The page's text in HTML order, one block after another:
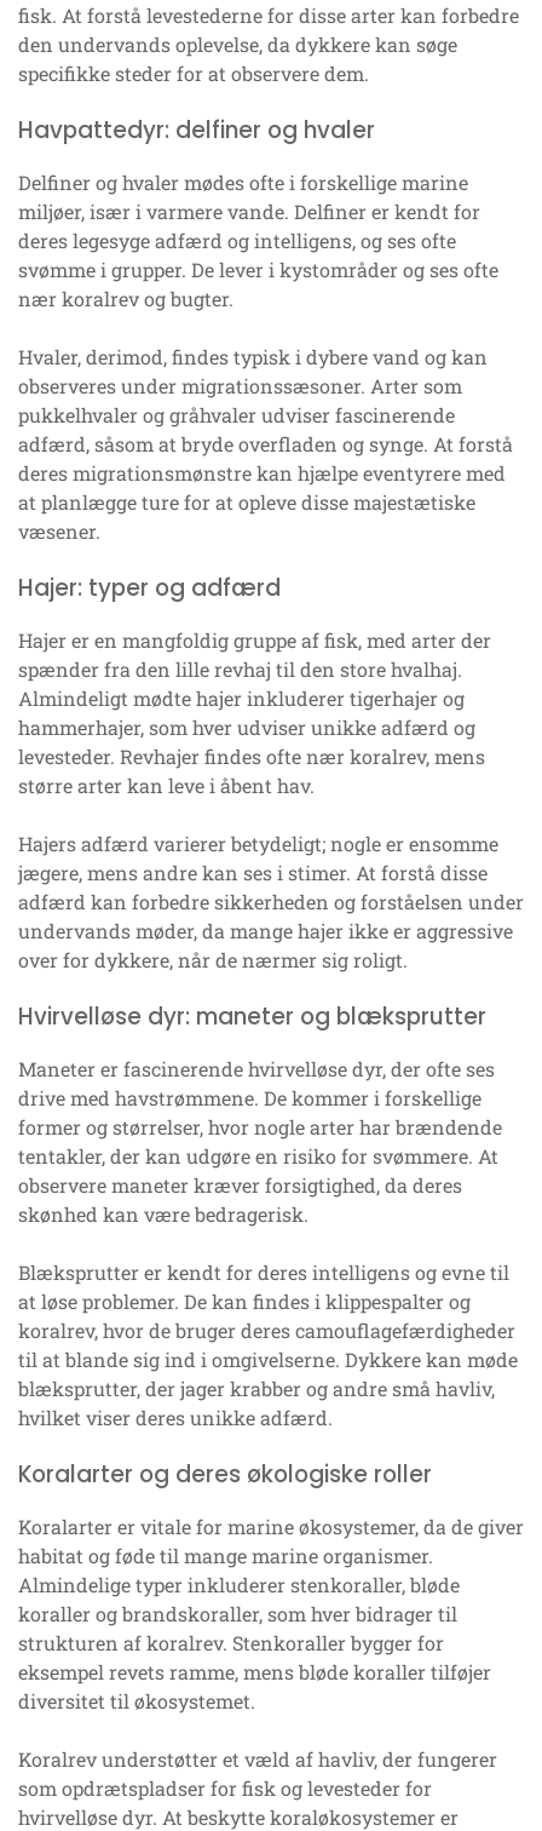
fisk. At forstå levestederne for disse arter kan forbedre
den undervands oplevelse, da dykkere kan søge
specifikke steder for at observere dem.
Havpattedyr: delfiner og hvaler
Delfiner og hvaler mødes ofte i forskellige marine
miljøer, især i varmere vande. Delfiner er kendt for
deres legesyge adfærd og intelligens, og ses ofte
svømme i grupper. De lever i kystområder og ses ofte
nær koralrev og bugter.
Hvaler, derimod, findes typisk i dybere vand og kan
observeres under migrationssæsoner. Arter som
pukkelhvaler og gråhvaler udviser fascinerende
adfærd, såsom at bryde overfladen og synge. At forstå
deres migrationsmønstre kan hjælpe eventyrere med
at planlægge ture for at opleve disse majestætiske
væsener.
Hajer: typer og adfærd
Hajer er en mangfoldig gruppe af fisk, med arter der
spænder fra den lille revhaj til den store hvalhaj.
Almindeligt mødte hajer inkluderer tigerhajer og
hammerhajer, som hver udviser unikke adfærd og
levesteder. Revhajer findes ofte nær koralrev, mens
større arter kan leve i åbent hav.
Hajers adfærd varierer betydeligt; nogle er ensomme
jægere, mens andre kan ses i stimer. At forstå disse
adfærd kan forbedre sikkerheden og forståelsen under
undervands møder, da mange hajer ikke er aggressive
over for dykkere, når de nærmer sig roligt.
Hvirvelløse dyr: maneter og blæksprutter
Maneter er fascinerende hvirvelløse dyr, der ofte ses
drive med havstrømmene. De kommer i forskellige
former og størrelser, hvor nogle arter har brændende
tentakler, der kan udgøre en risiko for svømmere. At
observere maneter kræver forsigtighed, da deres
skønhed kan være bedragerisk.
Blæksprutter er kendt for deres intelligens og evne til
at løse problemer. De kan findes i klippespalter og
koralrev, hvor de bruger deres camouflagefærdigheder
til at blande sig ind i omgivelserne. Dykkere kan møde
blæksprutter, der jager krabber og andre små havliv,
hvilket viser deres unikke adfærd.
Koralarter og deres økologiske roller
Koralarter er vitale for marine økosystemer, da de giver
habitat og føde til mange marine organismer.
Almindelige typer inkluderer stenkoraller, bløde
koraller og brandskoraller, som hver bidrager til
strukturen af koralrev. Stenkoraller bygger for
eksempel revets ramme, mens bløde koraller tilføjer
diversitet til økosystemet.
Koralrev understøtter et væld af havliv, der fungerer
som opdrætspladser for fisk og levesteder for
hvirvelløse dyr. At beskytte koraløkosystemer er